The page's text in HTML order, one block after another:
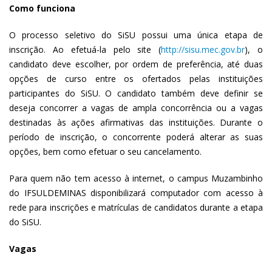
Como funciona
O processo seletivo do SiSU possui uma única etapa de
inscrição. Ao efetuá-la pelo site (http://sisu.mec.gov.br), o
candidato deve escolher, por ordem de preferência, até duas
opções de curso entre os ofertados pelas instituições
participantes do SiSU. O candidato também deve definir se
deseja concorrer a vagas de ampla concorrência ou a vagas
destinadas às ações afirmativas das instituições. Durante o
período de inscrição, o concorrente poderá alterar as suas
opções, bem como efetuar o seu cancelamento.
Para quem não tem acesso à internet, o campus Muzambinho
do IFSULDEMINAS disponibilizará computador com acesso à
rede para inscrições e matrículas de candidatos durante a etapa
do SiSU.
Vagas